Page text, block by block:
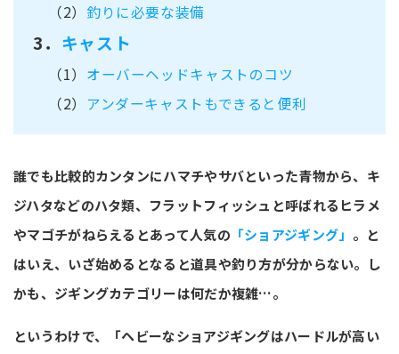
（2） 釣りに必要な装備
3． キャスト
（1） オーバーヘッドキャストのコツ
（2） アンダーキャストもできると便利
誰でも比較的カンタンにハマチやサバといった青物から、キ
ジハタなどのハタ類、フラットフィッシュと呼ばれるヒラメ
やマゴチがねらえるとあって人気の 「ショアジギング」 。と
はいえ、いざ始めるとなると道具や釣り方が分からない。し
かも、ジギングカテゴリーは何だか複雑…。
というわけで、「ヘビーなショアジギングはハードルが高い